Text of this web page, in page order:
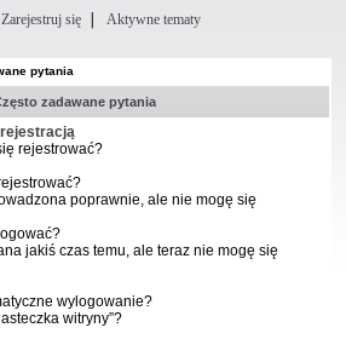
Zarejestruj się Aktywne tematy
pytania
zadawane pytania
rejestrować?
poprawnie, ale nie mogę się
jakiś czas temu, ale teraz nie mogę się
wylogowanie?
witryny”?